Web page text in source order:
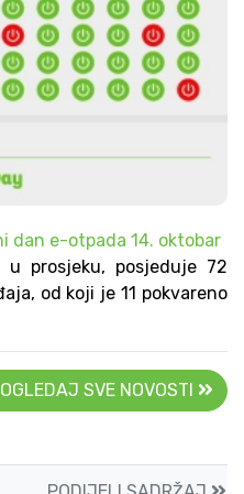
dan e-otpada 14. oktobar
u prosjeku, posjeduje 72
od koji je 11 pokvareno
SVE NOVOSTI